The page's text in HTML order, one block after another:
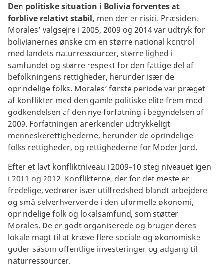
Den politiske situation i Bolivia forventes at
forblive relativt stabil, men der er risici. Præsident
Morales’ valgsejre i 2005, 2009 og 2014 var udtryk for
bolivianernes ønske om en større national kontrol
med landets naturressourcer, større lighed i
samfundet og større respekt for den fattige del af
befolkningens rettigheder, herunder især de
oprindelige folks. Morales’ første periode var præget
af konflikter med den gamle politiske elite frem mod
godkendelsen af den nye forfatning i begyndelsen af
2009. Forfatningen anerkender udtrykkeligt
menneskerettighederne, herunder de oprindelige
folks rettigheder, og rettighederne for Moder Jord.
Efter et lavt konfliktniveau i 2009–10 steg niveauet igen
i 2011 og 2012. Konflikterne, der for det meste er
fredelige, vedrører især utilfredshed blandt arbejdere
og små selverhvervende i den uformelle økonomi,
oprindelige folk og lokalsamfund, som støtter
Morales. De er godt organiserede og bruger deres
lokale magt til at kræve flere sociale og økonomiske
goder såsom offentlige investeringer og adgang til
naturressourcer.